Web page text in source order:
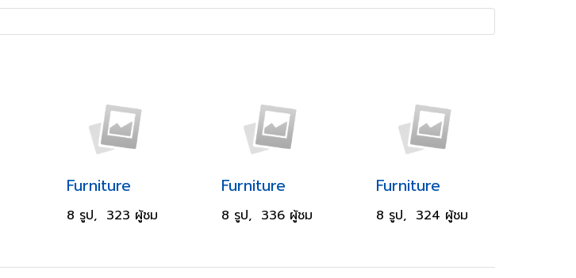
Furniture
8 รูป, 323 ผู้ชม
Furniture
8 รูป, 336 ผู้ชม
Furniture
8 รูป, 324 ผู้ชม